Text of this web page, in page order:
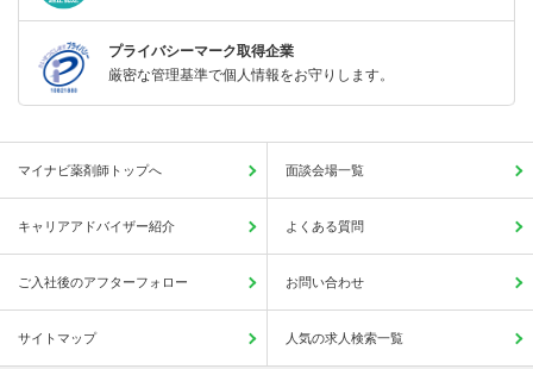
プライバシーマーク取得企業
厳密な管理基準で個人情報をお守りします。
マイナビ薬剤師トップへ 面談会場一覧
キャリアアドバイザー紹介 よくある質問
ご入社後のアフターフォロー お問い合わせ
サイトマップ 人気の求人検索一覧